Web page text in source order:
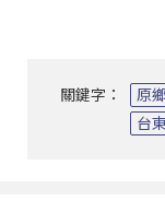
關鍵字： 原鄉
台